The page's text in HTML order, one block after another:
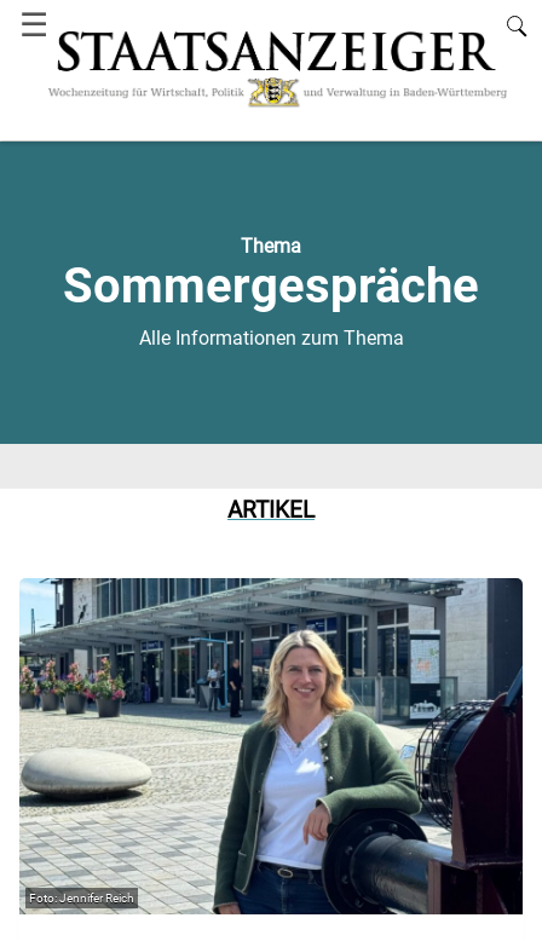
☰
Thema
Sommergespräche
Alle Informationen zum Thema
ARTIKEL
Jennifer Reich